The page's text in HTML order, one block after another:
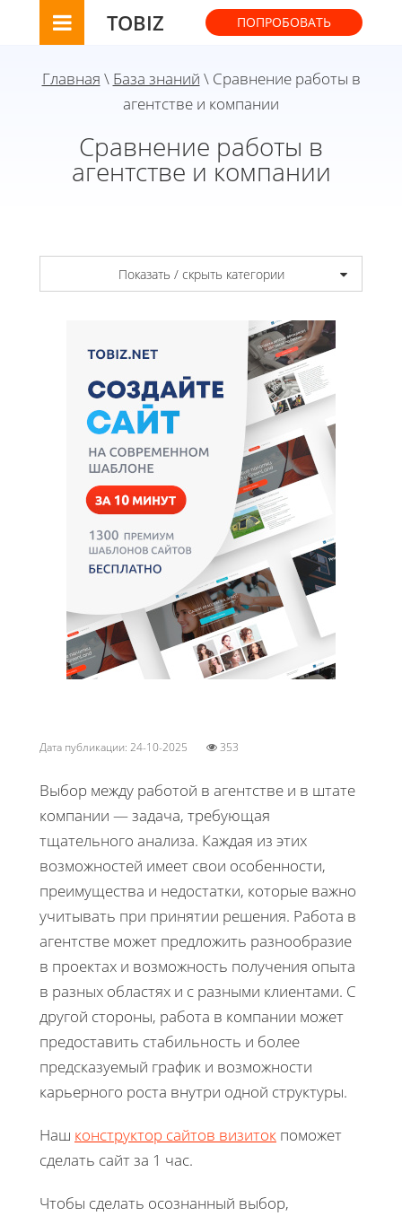
TOBIZ ПОПРОБОВАТЬ
Главная \ База знаний \ Сравнение работы в
агентстве и компании
Сравнение работы в
агентстве и компании
Показать / скрыть категории
Дата публикации: 24-10-2025 353
Выбор между работой в агентстве и в штате
компании — задача, требующая
тщательного анализа. Каждая из этих
возможностей имеет свои особенности,
преимущества и недостатки, которые важно
учитывать при принятии решения. Работа в
агентстве может предложить разнообразие
в проектах и возможность получения опыта
в разных областях и с разными клиентами. С
другой стороны, работа в компании может
предоставить стабильность и более
предсказуемый график и возможности
карьерного роста внутри одной структуры.
Наш конструктор сайтов визиток поможет
сделать сайт за 1 час.
Чтобы сделать осознанный выбор,